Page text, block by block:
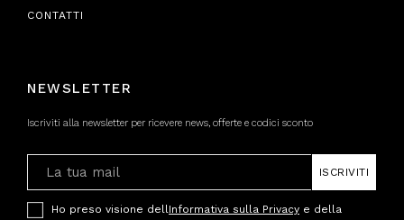
CONTATTI
NEWSLETTER
Iscriviti alla newsletter per ricevere news, offerte e codici sconto
ISCRIVITI
Ho preso visione dell Informativa sulla Privacy e della